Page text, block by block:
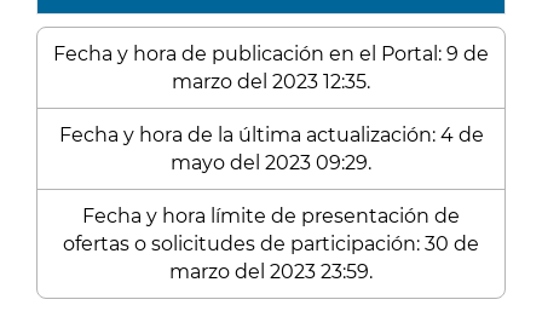
Fecha y hora de publicación en el Portal: 9 de
marzo del 2023 12:35.
Fecha y hora de la última actualización: 4 de
mayo del 2023 09:29.
Fecha y hora límite de presentación de
ofertas o solicitudes de participación: 30 de
marzo del 2023 23:59.